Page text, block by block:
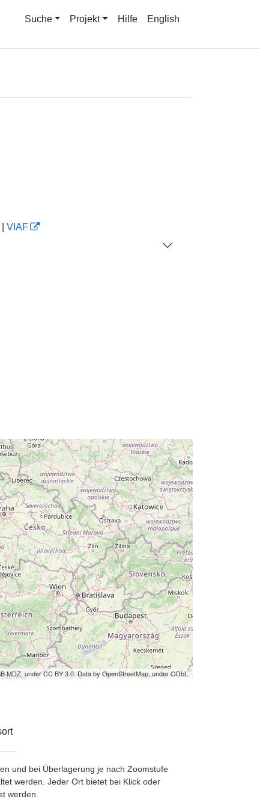
Suche Projekt Hilfe English
VIAF
MDZ, under CC BY 3.0. Data by OpenStreetMap, under ODbL.
und bei Überlagerung je nach Zoomstufe
werden. Jeder Ort bietet bei Klick oder
werden.